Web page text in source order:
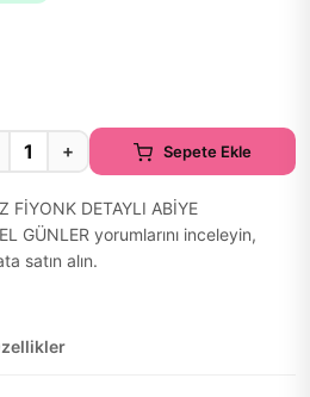
+ Sepete Ekle
FİYONK DETAYLI ABİYE
GÜNLER yorumlarını inceleyin,
satın alın.